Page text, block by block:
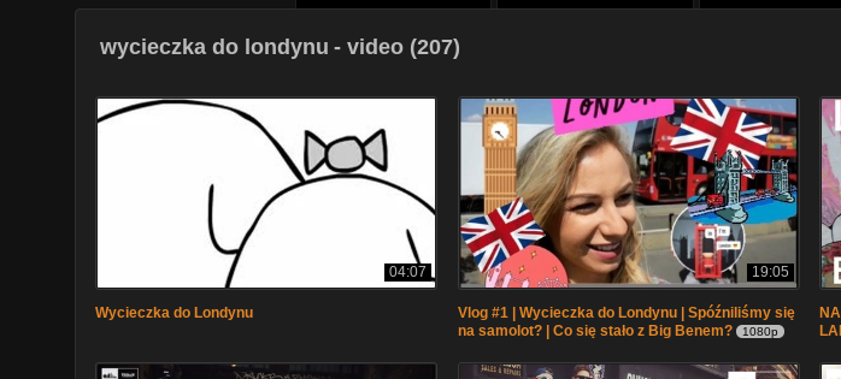
wycieczka do londynu - video (207)
04:07
Wycieczka do Londynu
19:05
Vlog #1 | Wycieczka do Londynu | Spóźniliśmy się
na samolot? | Co się stało z Big Benem?
1080p